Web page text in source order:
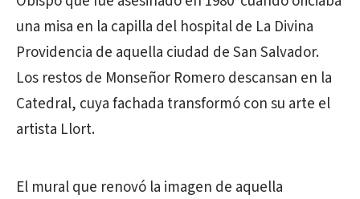
una misa en la capilla del hospital de La Divina
Providencia de aquella ciudad de San Salvador.
Los restos de Monseñor Romero descansan en la
Catedral, cuya fachada transformó con su arte el
artista Llort.
El mural que renovó la imagen de aquella